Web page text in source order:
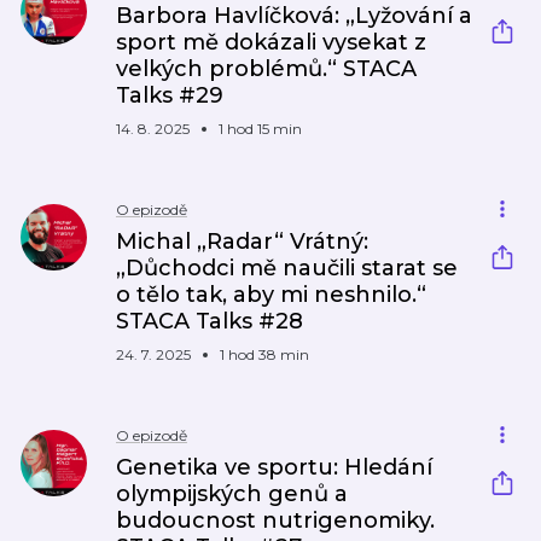
Barbora Havlíčková: „Lyžování a
sport mě dokázali vysekat z
velkých problémů.“ STACA
Talks #29
14. 8. 2025 1 hod 15 min
O epizodě
Michal „Radar“ Vrátný:
„Důchodci mě naučili starat se
o tělo tak, aby mi neshnilo.“
STACA Talks #28
24. 7. 2025 1 hod 38 min
O epizodě
Genetika ve sportu: Hledání
olympijských genů a
budoucnost nutrigenomiky.